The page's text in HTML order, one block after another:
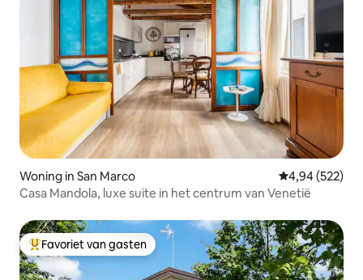
Woning in San Marco Gemiddelde
4,94 (522)
Casa Mandola, luxe suite in het centrum van Venetië
Topfavoriet van gasten
Favoriet van gasten